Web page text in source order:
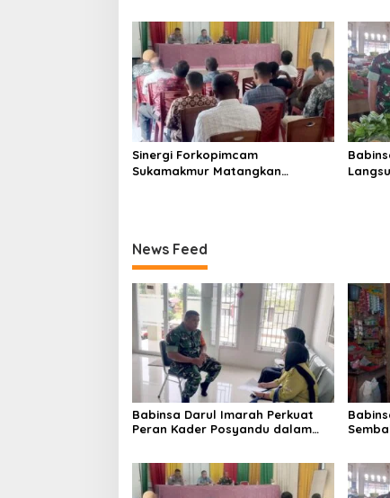
Sinergi Forkopimcam
Sukamakmur Matangkan
News Feed
Babinsa Darul Imarah Perkuat
Peran Kader Posyandu dalam